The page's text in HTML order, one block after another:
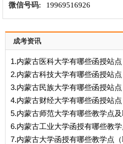
微信号码:
19969516926
成考资讯
1.内蒙古医科大学有哪些函授站
2.内蒙古科技大学有哪些函授站
3.内蒙古民族大学有哪些函授站
4.内蒙古财经大学有哪些函授站
5.内蒙古师范大学有哪些教学点
6.内蒙古工业大学函授有哪些教学
7.内蒙古大学函授有哪些教学点（